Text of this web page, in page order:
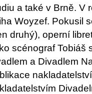
a také v Brně. V
Woyzef. Pokusil
druhý), operní
scénograf Tobiáš
a Divadlem